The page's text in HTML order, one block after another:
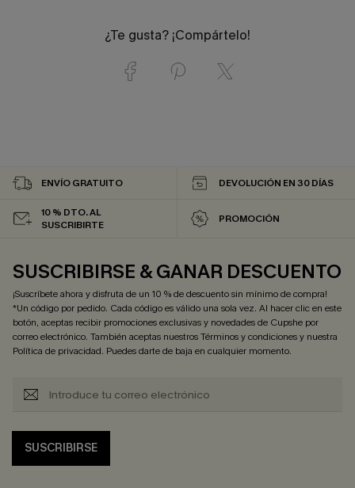
¿Te gusta? ¡Compártelo!
ENVÍO GRATUITO DEVOLUCIÓN EN 30 DÍAS
10 % DTO. AL
SUSCRIBIRTE
PROMOCIÓN
SUSCRIBIRSE & GANAR DESCUENTO
¡Suscríbete ahora y disfruta de un 10 % de descuento sin mínimo de compra!
*Un código por pedido. Cada código es válido una sola vez. Al hacer clic en este
botón, aceptas recibir promociones exclusivas y novedades de Cupshe por
correo electrónico. También aceptas nuestrosTérminos y condicionesy nuestra
Política de privacidad. Puedes darte de baja en cualquier momento.
SUSCRIBIRSE